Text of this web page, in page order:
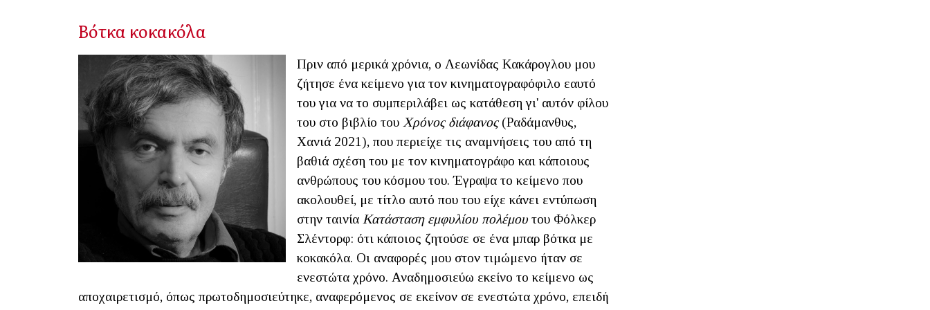
Βότκα κοκακόλα
Πριν από μερικά χρόνια, ο Λεωνίδας Κακάρογλου μου
ζήτησε ένα κείμενο για τον κινηματογραφόφιλο εαυτό
του για να το συμπεριλάβει ως κατάθεση γι' αυτόν φίλου
του στο βιβλίο του Χρόνος διάφανος(Ραδάμανθυς,
Χανιά 2021), που περιείχε τις αναμνήσεις του από τη
βαθιά σχέση του με τον κινηματογράφο και κάποιους
ανθρώπους του κόσμου του. Έγραψα το κείμενο που
ακολουθεί, με τίτλο αυτό που του είχε κάνει εντύπωση
στην ταινία Κατάσταση εμφυλίου πολέμου του Φόλκερ
Σλέντορφ: ότι κάποιος ζητούσε σε ένα μπαρ βότκα με
κοκακόλα. Οι αναφορές μου στον τιμώμενο ήταν σε
ενεστώτα χρόνο. Αναδημοσιεύω εκείνο το κείμενο ως
αποχαιρετισμό, όπως πρωτοδημοσιεύτηκε, αναφερόμενος σε εκείνον σε ενεστώτα χρόνο, επειδή